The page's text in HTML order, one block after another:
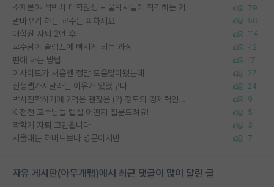
소재분야 석박사 대학원생 + 물박사들이 착각하는 거 79
말바꾸기 하는 교수는 피하세요 56
대학원 자퇴 2년 후 114
교수님이 슬럼프에 빠지게 되는 과정 42
편애 하는 방법 17
이사이트가 처음엔 정말 도움많이됐는데 27
신생랩가지말라는 이유가 있었구나 24
박사진학하기에 2억은 괜찮은 (?) 정도의 경제력인가요 9
K 전전 교수님들 랩실 어떤지 질문드려요! 5
막학기 자퇴 고민됩니다 3
서울대는 하버드보다 명문이지만 7
자유 게시판(아무개랩)에서 최근 댓글이 많이 달린 글